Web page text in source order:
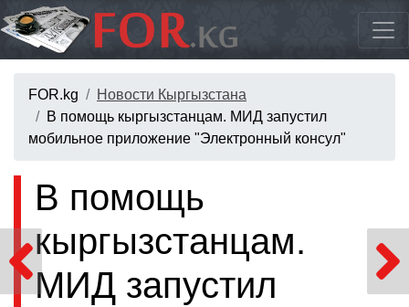
FOR.kg
Новости Кыргызстана
В помощь кыргызстанцам. МИД запустил
мобильное приложение "Электронный консул"
В помощь
кыргызстанцам.
МИД запустил